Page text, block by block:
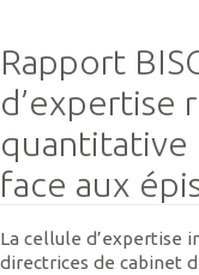
Rapport
d’expertise
quantitative
face aux
La cellule d’expertise
directrices de cabinet